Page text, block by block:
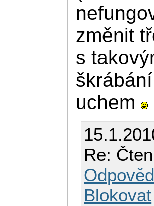
změnit
s
uchem
Re:
Blokovat